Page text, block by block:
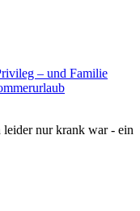
– und Familie
nur krank war - ein